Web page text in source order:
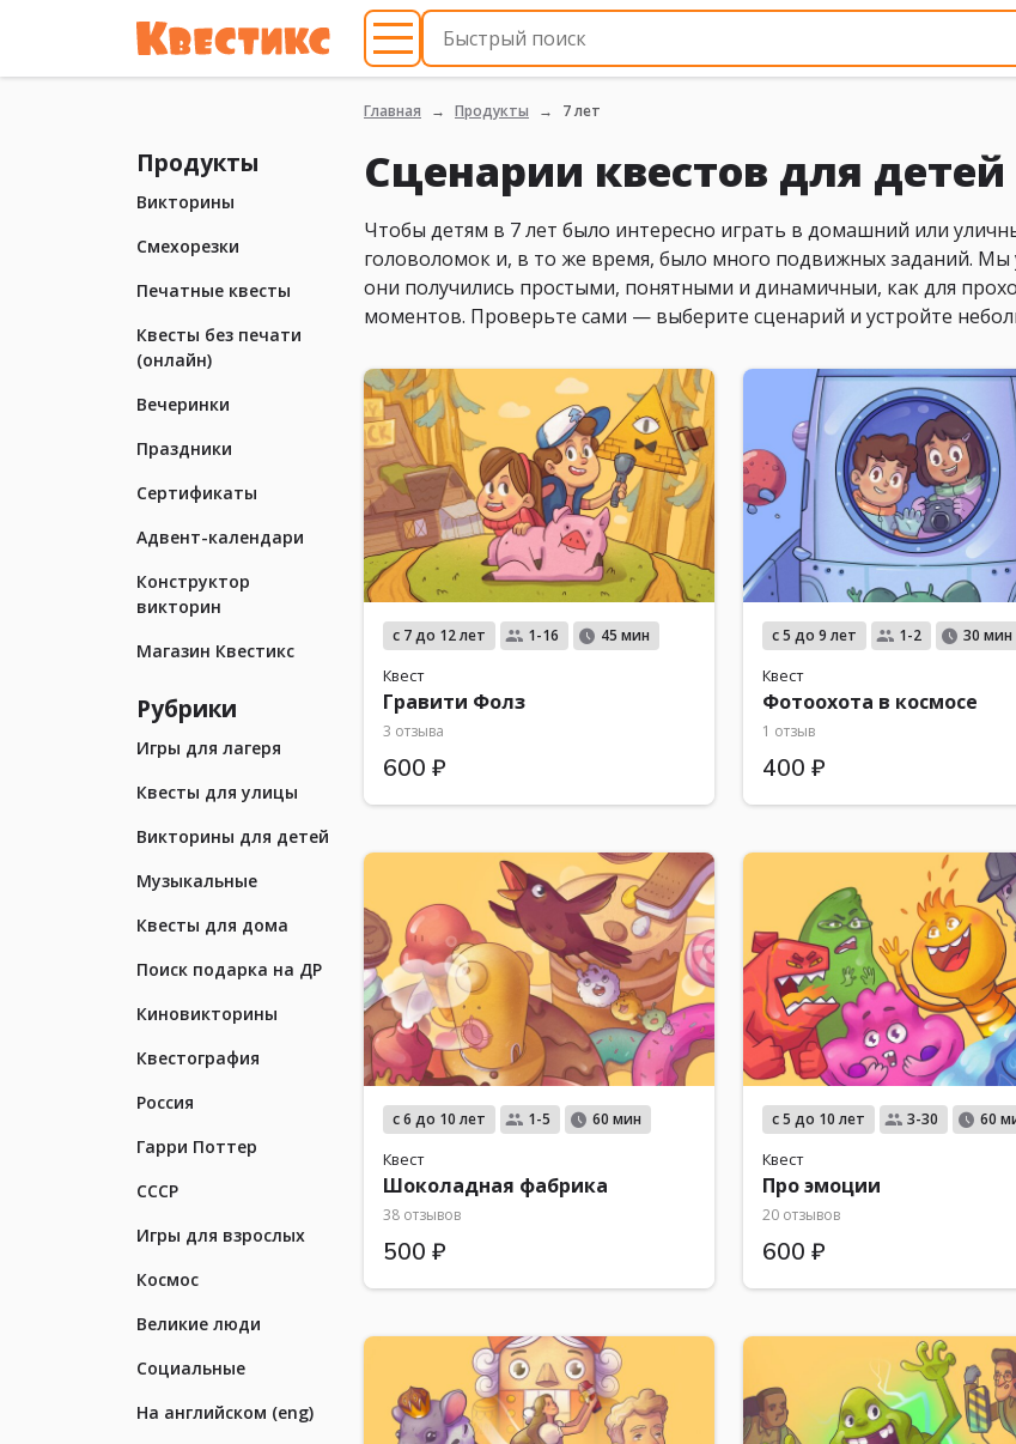
Главная Продукты 7 лет
Продукты
Викторины
Смехорезки
Печатные квесты
Квесты без печати
(онлайн)
Вечеринки
Праздники
Сертификаты
Адвент-календари
Конструктор
викторин
Магазин Квестикс
Рубрики
Игры для лагеря
Квесты для улицы
Викторины для детей
Музыкальные
Квесты для дома
Поиск подарка на ДР
Киновикторины
Квестография
Россия
Гарри Поттер
СССР
Игры для взрослых
Космос
Великие люди
Социальные
На английском (eng)
Сценарии квестов для детей
Чтобы детям в 7 лет было интересно играть в домашний или
головоломок и, в то же время, было много подвижных заданий. Мы
они получились простыми, понятными и динамичныи, как для
моментов. Проверьте сами — выберите сценарий и устройте
с 7 до 12 лет 1-16 45 мин
Квест
Гравити Фолз
3 отзыва
600 ₽
с 5 до 9 лет 1-2 30 мин
Квест
Фотоохота в космосе
1 отзыв
400 ₽
с 6 до 10 лет 1-5 60 мин
Квест
Шоколадная фабрика
38 отзывов
500 ₽
с 5 до 10 лет 3-30 60
Квест
Про эмоции
20 отзывов
600 ₽